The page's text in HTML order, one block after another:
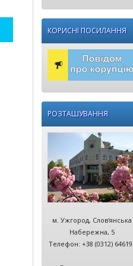
КОРИСНІ ПОСИЛАННЯ
РОЗТАШУВАННЯ
м. Ужгород, Слов'янська
Набережна, 5
Телефон: +38 (0312)